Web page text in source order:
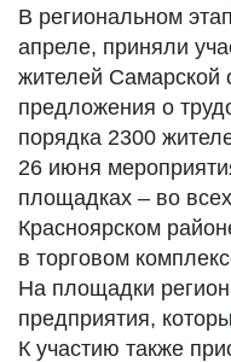
В региональном
апреле, приняли
жителей Самарской
предложения о
порядка 2300
26 июня
площадках – во
Красноярском
в торговом
На площадки
предприятия,
К участию также